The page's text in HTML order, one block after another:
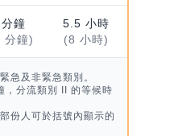
鐘
分鐘)
5.5 小時
(8 小時)
急及非緊急類別。
，分流類別 II 的等候時
份人可於括號內顯示的